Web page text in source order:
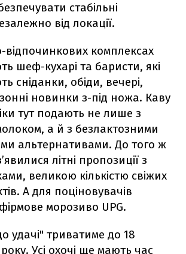
стабільні
від локації.
комплексах
шеф-кухарі та баристи, які
сніданки, обіди, вечері,
новинки з-під ножа. Каву
тут подають не лише з
а й з безлактозними
альтернативами. До того ж
літні пропозиції з
великою кількістю свіжих
А для поціновувачів
морозиво UPG.
удачі" триватиме до 18
Усі охочі ще мають час